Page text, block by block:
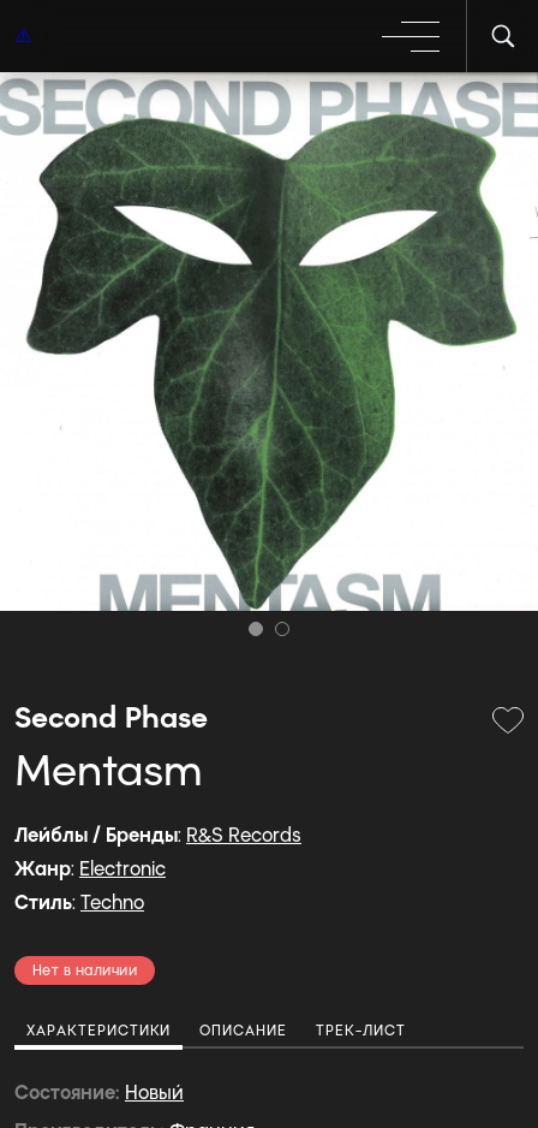
Second Phase
Mentasm
Лейблы / Бренды: R&S Records
Жанр: Electronic
Стиль: Techno
Нет в наличии
ХАРАКТЕРИСТИКИ ОПИСАНИЕ ТРЕК-ЛИСТ
Состояние Новый